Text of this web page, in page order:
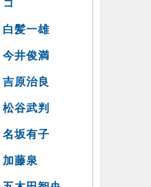
コ
白髪一雄
今井俊満
吉原治良
松谷武判
名坂有子
加藤泉